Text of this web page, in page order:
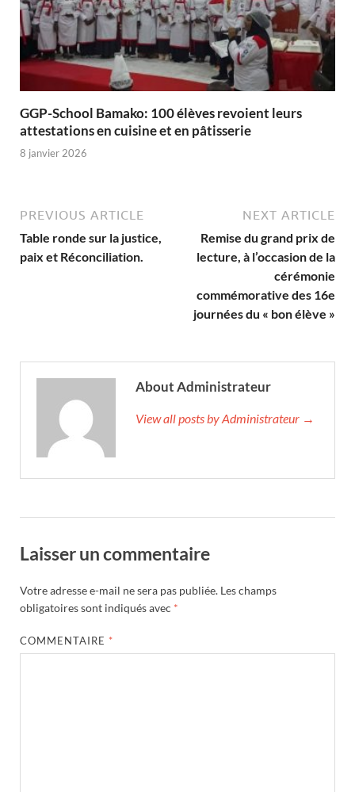
GGP-School Bamako: 100 élèves revoient leurs
attestations en cuisine et en pâtisserie
8 janvier 2026
PREVIOUS ARTICLE
Table ronde sur la justice,
paix et Réconciliation.
NEXT ARTICLE
Remise du grand prix de
lecture, à l’occasion de la
cérémonie
commémorative des 16e
journées du « bon élève »
About Administrateur
View all posts by Administrateur →
Laisser un commentaire
Votre adresse e-mail ne sera pas publiée. Les champs
obligatoires sont indiqués avec *
COMMENTAIRE *